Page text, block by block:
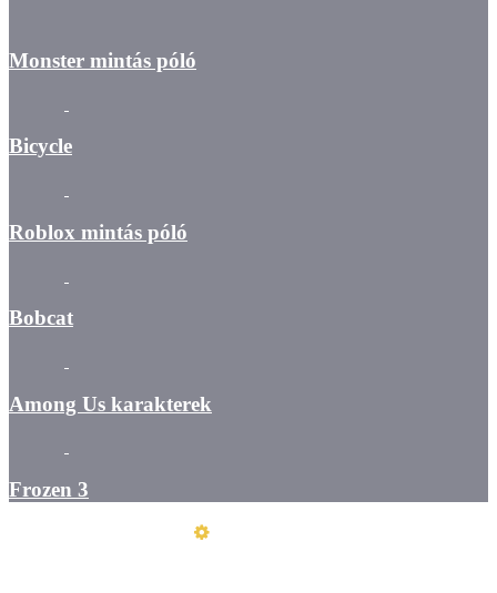
Monster mintás póló
Bicycle
Roblox mintás póló
Bobcat
Among Us karakterek
Frozen 3